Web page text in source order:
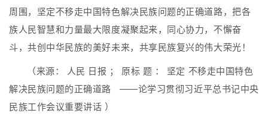
周围，坚定不移走中国特色解决民族问题的正确道路，把各
族人民智慧和力量最大限度凝聚起来，同心协力，不懈奋
斗，共创中华民族的美好未来，共享民族复兴的伟大荣光！
（来源： 人民 日报 ； 原标 题 ： 坚定 不移走中国特色
解决民族问题的正确道路
——论学习贯彻习近平总书记中央
民族工作会议重要讲话 ）